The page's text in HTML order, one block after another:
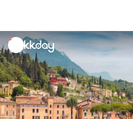
unread
notifications